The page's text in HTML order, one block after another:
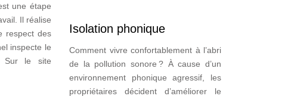
une étape
Il réalise
respect des
inspecte le
Sur le site
Isolation phonique
Comment vivre confortablement à l’abri
de la pollution sonore ? À cause d’un
environnement phonique agressif, les
propriétaires décident d’améliorer le